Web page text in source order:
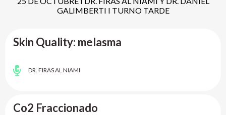
GALIMBERTI I TURNO TARDE
Skin Quality: melasma
DR. FIRAS AL NIAMI
Co2 Fraccionado